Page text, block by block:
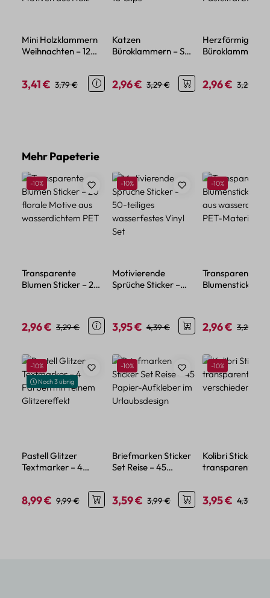
Mini Holzklammern
Weihnachten – 12
Motiven aus Holz
Verkaufspreis:
3,41 € Regulärer Preis:
3,79 €
Katzen
Büroklammern – Set
Katzenform-Design,
10 Clips
Verkaufspreis:
2,96 € Regulärer Preis:
3,29 €
Herzförmige
Büroklammern –
Pastellfarben
Verkaufspreis:
2,96 € 3,29 €
Produktgalerie überspringen
Mehr Papeterie
Rabatt
-10%
Transparente
Blumen Sticker – 20
Verkaufspreis:
2,96 € Regulärer Preis:
3,29 €
Rabatt
-10%
Motivierende
Sprüche Sticker –
Verkaufspreis:
3,95 € Regulärer Preis:
4,39 €
Rabatt
-10%
Transparente
Blumensticker –
Verkaufspreis:
2,96 € 3,29 €
Produktgalerie überspringen
Rabatt
-10%
Noch 3 übrig
Pastell Glitzer
Textmarker – 4
Verkaufspreis:
8,99 € Regulärer Preis:
9,99 €
Rabatt
-10%
Briefmarken Sticker
Set Reise – 45
Verkaufspreis:
3,59 € Regulärer Preis:
3,99 €
Rabatt
-10%
Kolibri Sticker
transparent – 50
Verkaufspreis:
3,95 € 4,39 €